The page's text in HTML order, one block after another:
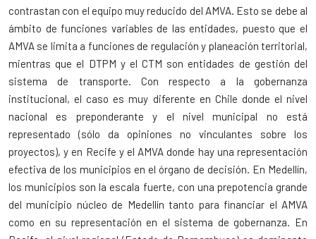
contrastan con el equipo muy reducido del AMVA. Esto se debe al
ámbito de funciones variables de las entidades, puesto que el
AMVA se limita a funciones de regulación y planeación territorial,
mientras que el DTPM y el CTM son entidades de gestión del
sistema de transporte. Con respecto a la gobernanza
institucional, el caso es muy diferente en Chile donde el nivel
nacional es preponderante y el nivel municipal no está
representado (sólo da opiniones no vinculantes sobre los
proyectos), y en Recife y el AMVA donde hay una representación
efectiva de los municipios en el órgano de decisión. En Medellín,
los municipios son la escala fuerte, con una prepotencia grande
del municipio núcleo de Medellín tanto para financiar el AMVA
como en su representación en el sistema de gobernanza. En